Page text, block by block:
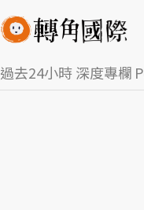
過去24小時深度專欄